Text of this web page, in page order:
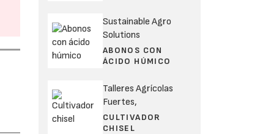
Sustainable Agro
Solutions
ABONOS CON
ÁCIDO HÚMICO
Talleres Agrícolas
Fuertes,
CULTIVADOR
CHISEL